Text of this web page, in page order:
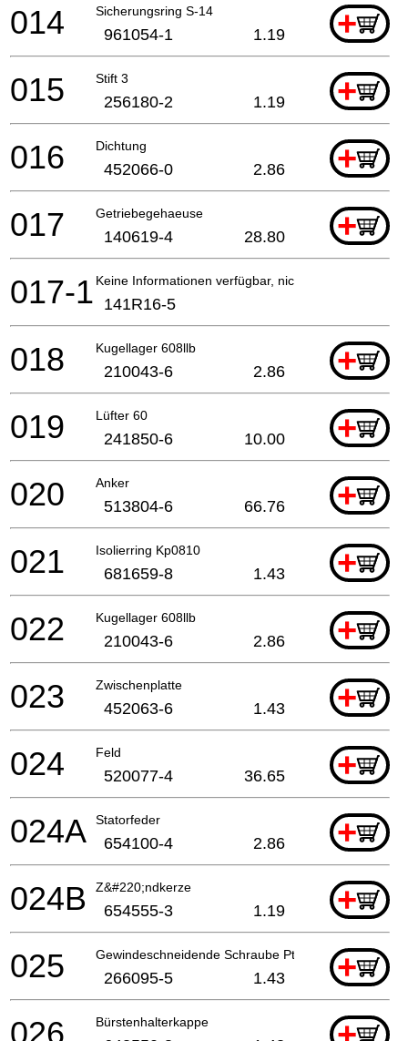
Sicherungsring S-14 +
014 961054-1 1.19
Stift 3 +
015 256180-2 1.19
Dichtung +
016 452066-0 2.86
Getriebegehaeuse +
017 140619-4 28.80
Keine Informationen verfügbar, nicht bestellbar
017-1 141R16-5
Kugellager 608llb +
018 210043-6 2.86
Lüfter 60 +
019 241850-6 10.00
Anker +
020 513804-6 66.76
Isolierring Kp0810 +
021 681659-8 1.43
Kugellager 608llb +
022 210043-6 2.86
Zwischenplatte +
023 452063-6 1.43
Feld +
024 520077-4 36.65
Statorfeder +
024A 654100-4 2.86
Z&#220;ndkerze +
024B 654555-3 1.19
Gewindeschneidende Schraube Pt 5x55 Hr5001C A
+
025 266095-5 1.43
Bürstenhalterkappe
026